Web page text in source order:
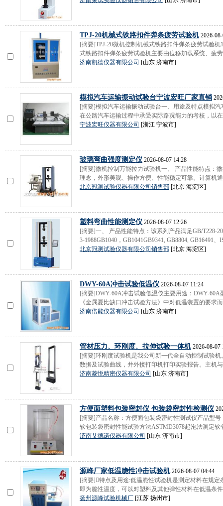
TPJ-20机械式铁路扣件弹条疲劳试验机2026-
[摘要]TPJ-20微机控制机械式铁路扣件弹条疲劳试验
式铁路扣件弹条疲劳试验机主要由位移加载系统、疲
济南凯德仪器有限公司 [山东 济南市]
模拟汽车运输振动试验台宁波宏旺厂家直销
[摘要]模拟汽车运输振动试验台一、用途及特点模拟
在公路汽车运输过程中承受实际路况能力的考核，以
宁波宏旺仪器有限公司 [浙江 宁波市]
玻璃弯曲强度测定仪 2026-08-07 14:28
[摘要]微机控制万能拉力试验机一、 产品性能特点：
理念，外形美观、操作方便、性能稳定可靠。计算机
北京冠测试验仪器有限公司销售部 [北京 海淀区]
塑料弯曲性能测定仪 2026-08-07 12:26
[摘要]一、 产品性能特点：该系列产品满足GB/T228-
3-1988GB1040，GB1041GB9341, GB8804, GB16491、
北京冠测试验仪器有限公司销售部 [北京 海淀区]
DWY-60A冲击试验低温仪 2026-08-07 11:24
[摘要]DWY-60A冲击试验低温仪主要用途：DWY-60A
《金属夏比缺口冲击试验方法》中对低温装置的要求
济南倍能仪器有限公司 [山东 济南市]
管材压力、环刚度、拉伸试验一体机2026-08-07
[摘要]环刚度试验机是我公司新一代全自动控制试验
数据及试验曲线，并外接打印机打印实验报告。主机
济南菱悦精密仪器有限公司 [山东 济南市]
方便面塑料包装密封仪 包装袋密封性检测仪
[摘要]产品名称：方便面包装袋密封性测试仪产品型
软包装袋密封性能试验方法ASTMD3078起泡法测定软
济南艾德诺仪器有限公司 [山东 济南市]
源峰厂家低温脆性冲击试验机2026-08-07 04:44
[摘要]特点及用途:低温脆性试验机是测定材料在规
即为脆性温度，可以对塑料及其他弹性材料在低温条
扬州源峰试验机械厂 [江苏 扬州市]